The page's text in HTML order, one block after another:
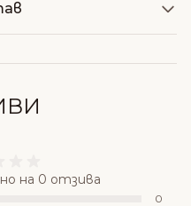
на 0 отзива
0